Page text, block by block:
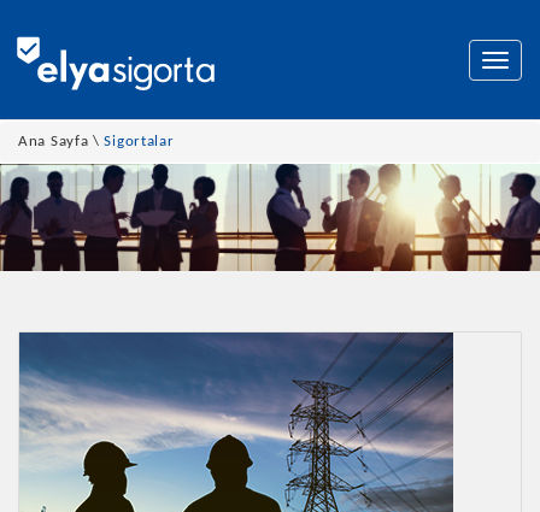
Ana Sayfa \ Sigortalar